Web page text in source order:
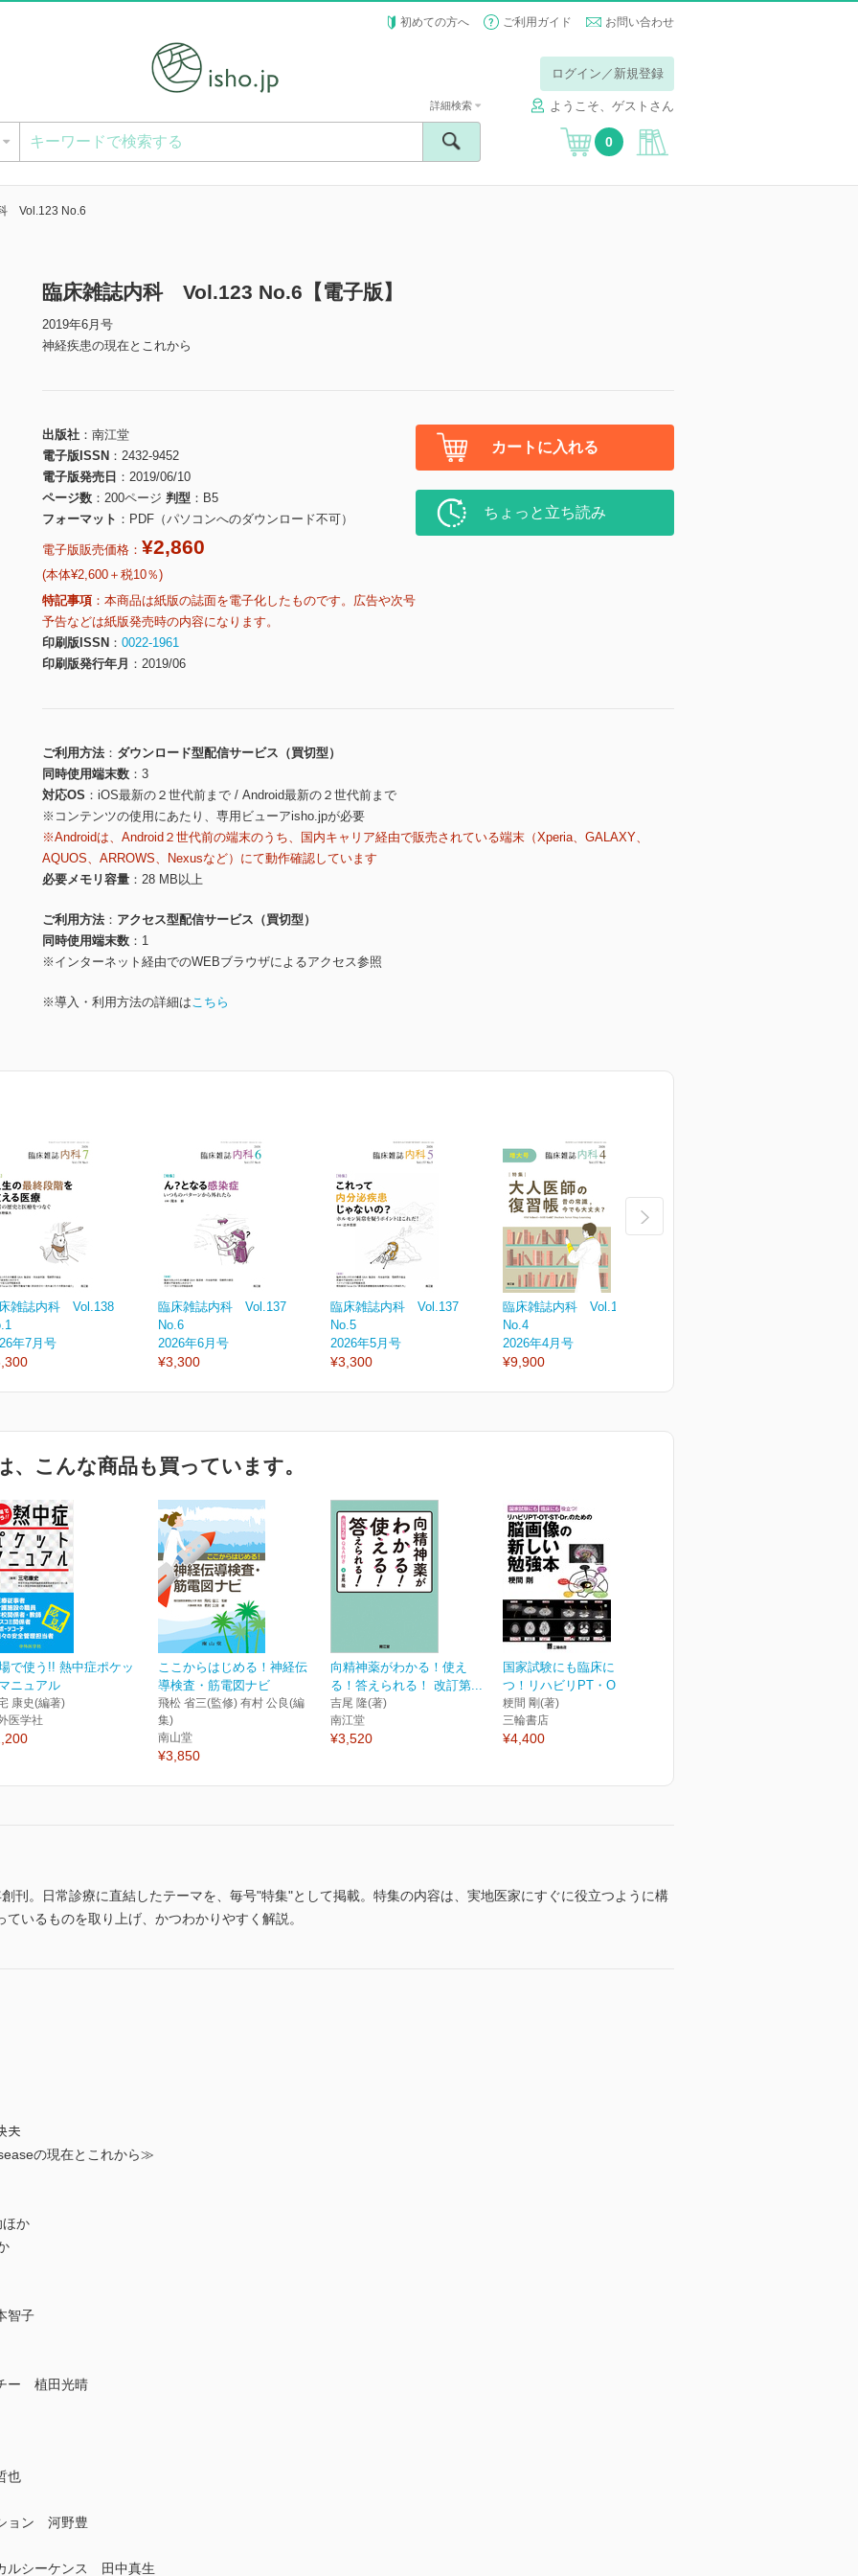
初めての方へ ご利用ガイド お問い合わせ
ログイン／新規登録
ようこそ、ゲストさん
詳細検索
0
Vol.123 No.6
臨床雑誌内科 Vol.123 No.6【電子版】
2019年6月号
神経疾患の現在とこれから
出版社
南江堂
電子版ISSN
2432-9452
電子版発売日
2019/06/10
ページ数
200ページ 判型
B5
フォーマット
PDF（パソコンへのダウンロード不可）
電子版販売価格： ¥2,860
(本体¥2,600＋税10％)
特記事項
本商品は紙版の誌面を電子化したものです。広告や次号
予告などは紙版発売時の内容になります。
印刷版ISSN
0022-1961
印刷版発行年月
2019/06
カートに入れる
ちょっと立ち読み
ご利用方法
ダウンロード型配信サービス（買切型）
同時使用端末数
3
対応OS
iOS最新の２世代前まで / Android最新の２世代前まで
※コンテンツの使用にあたり、専用ビューアisho.jpが必要
※Androidは、Android２世代前の端末のうち、国内キャリア経由で販売されている端末（Xperia、GALAXY、
AQUOS、ARROWS、Nexusなど）にて動作確認しています
必要メモリ容量
28 MB以上
ご利用方法
アクセス型配信サービス（買切型）
同時使用端末数
1
※インターネット経由でのWEBブラウザによるアクセス参照
※導入・利用方法の詳細はこちら
雑誌内科 Vol.138
年7月号
臨床雑誌内科 Vol.137
No.6
2026年6月号
¥3,300
臨床雑誌内科 Vol.137
No.5
2026年5月号
¥3,300
臨床雑誌内科 Vol.137
No.4
2026年4月号
¥9,900
、こんな商品も買っています。
で使う!! 熱中症ポケッ
ニュアル
康史(編著)
医学社
ここからはじめる！神経伝
導検査・筋電図ナビ
飛松 省三(監修) 有村 公良(編
集)
南山堂
¥3,850
向精神薬がわかる！使え
る！答えられる！ 改訂第...
吉尾 隆(著)
南江堂
¥3,520
国家試験にも臨床にも役立
つ！リハビリPT・OT・S...
粳間 剛(著)
三輪書店
¥4,400
刊。日常診療に直結したテーマを、毎号"特集"として掲載。特集の内容は、実地医家にすぐに役立つように構
いるものを取り上げ、かつわかりやすく解説。
夫
の現在とこれから≫
か
智子
ー 植田光晴
也
ョン 河野豊
ルシーケンス 田中真生